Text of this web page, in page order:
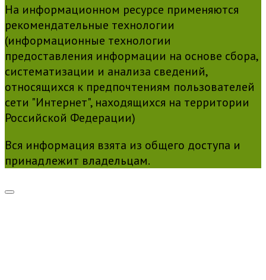
На информационном ресурсе применяются
рекомендательные технологии
(информационные технологии
предоставления информации на основе сбора,
систематизации и анализа сведений,
относящихся к предпочтениям пользователей
сети "Интернет", находящихся на территории
Российской Федерации)
Вся информация взята из общего доступа и
принадлежит владельцам.